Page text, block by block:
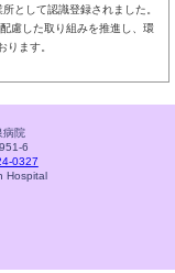
として認識登録されました。
慮した取り組みを推進し、環
ります。
病院
6
0327
Hospital